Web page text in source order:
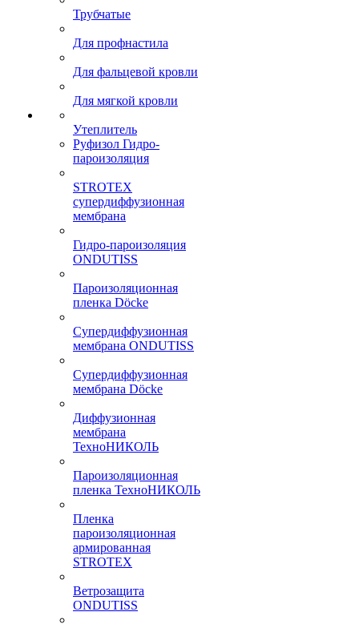
Трубчатые
Для профнастила
Для фальцевой кровли
Для мягкой кровли
Утеплитель
Руфизол Гидро-
пароизоляция
STROTEX
супердиффузионная
мембрана
Гидро-пароизоляция
ONDUTISS
Пароизоляционная
пленка Döcke
Супердиффузионная
мембрана ONDUTISS
Супердиффузионная
мембрана Döcke
Диффузионная
мембрана
ТехноНИКОЛЬ
Пароизоляционная
пленка ТехноНИКОЛЬ
Пленка
пароизоляционная
армированная
STROTEX
Ветрозащита
ONDUTISS